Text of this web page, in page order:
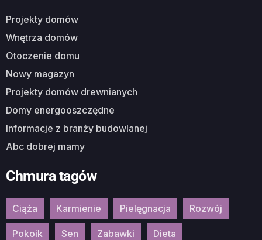
Projekty domów
Wnętrza domów
Otoczenie domu
Nowy magazyn
Projekty domów drewnianych
Domy energooszczędne
Informacje z branży budowlanej
Abc dobrej mamy
Chmura tagów
Ciąża Karmienie Pielęgnacja Rozwój
Pokoik Sen Zabawki Dieta